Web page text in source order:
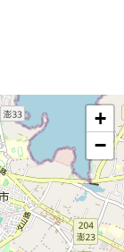
+
−